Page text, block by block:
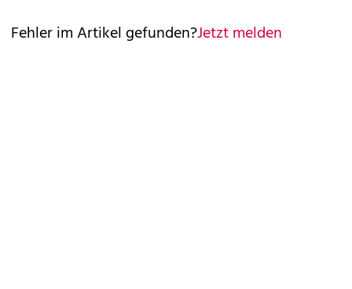
Fehler im Artikel gefunden?Jetzt melden